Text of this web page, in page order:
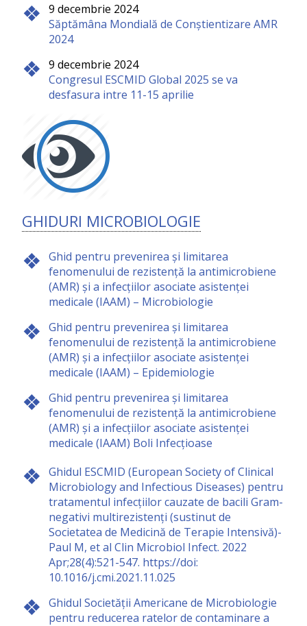
9 decembrie 2024
Săptămâna Mondială de Conștientizare AMR
2024
9 decembrie 2024
Congresul ESCMID Global 2025 se va
desfasura intre 11-15 aprilie
GHIDURI MICROBIOLOGIE
Ghid pentru prevenirea și limitarea
fenomenului de rezistență la antimicrobiene
(AMR) și a infecțiilor asociate asistenței
medicale (IAAM) – Microbiologie
Ghid pentru prevenirea și limitarea
fenomenului de rezistență la antimicrobiene
(AMR) și a infecțiilor asociate asistenței
medicale (IAAM) – Epidemiologie
Ghid pentru prevenirea și limitarea
fenomenului de rezistență la antimicrobiene
(AMR) și a infecțiilor asociate asistenței
medicale (IAAM) Boli Infecțioase
Ghidul ESCMID (European Society of Clinical
Microbiology and Infectious Diseases) pentru
tratamentul infecțiilor cauzate de bacili Gram-
negativi multirezistenți (sustinut de
Societatea de Medicină de Terapie Intensivă)-
Paul M, et al Clin Microbiol Infect. 2022
Apr;28(4):521-547. https://doi:
10.1016/j.cmi.2021.11.025
Ghidul Societății Americane de Microbiologie
pentru reducerea ratelor de contaminare a